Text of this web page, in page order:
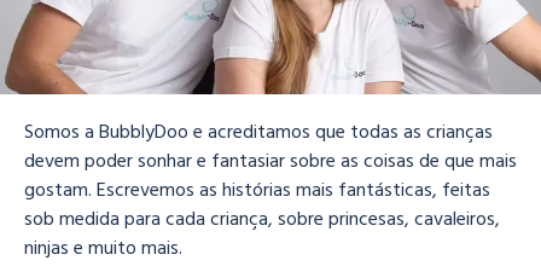
Somos a BubblyDoo e acreditamos que todas as crianças
devem poder sonhar e fantasiar sobre as coisas de que mais
gostam. Escrevemos as histórias mais fantásticas, feitas
sob medida para cada criança, sobre princesas, cavaleiros,
ninjas e muito mais.